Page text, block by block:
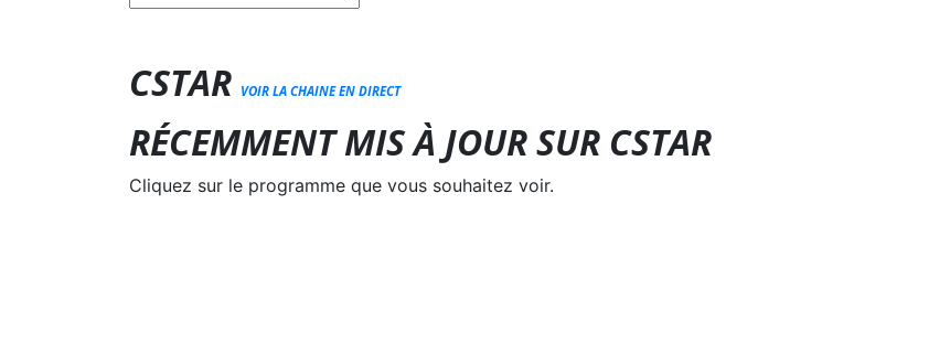
CSTAR VOIR LA CHAINE EN DIRECT
RÉCEMMENT MIS À JOUR SUR CSTAR
Cliquez sur le programme que vous souhaitez voir.